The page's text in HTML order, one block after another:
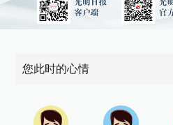
您此时的心情